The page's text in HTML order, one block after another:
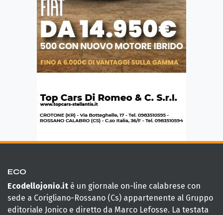
ECO
Ecodellojonio.it è un giornale on-line calabrese con
sede a Corigliano-Rossano (Cs) appartenente al Gruppo
editoriale Jonico e diretto da Marco Lefosse. La testata